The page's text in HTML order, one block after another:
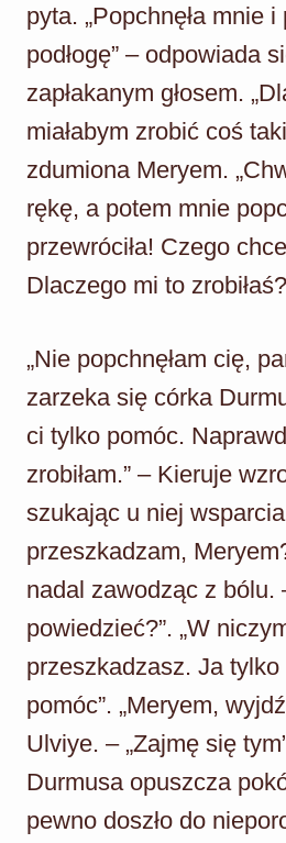
pyta. „Popchnęła mnie i
podłogę” – odpowiada
zapłakanym głosem.
miałabym zrobić coś
zdumiona Meryem.
rękę, a potem mnie
przewróciła! Czego
Dlaczego mi to
„Nie popchnęłam cię,
zarzeka się córka
ci tylko pomóc.
zrobiłam.” – Kieruje
szukając u niej
przeszkadzam,
nadal zawodząc z bólu.
powiedzieć?”. „W
przeszkadzasz. Ja tylko
pomóc”. „Meryem,
Ulviye. – „Zajmę się
Durmusa opuszcza
pewno doszło do